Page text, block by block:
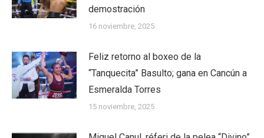
demostración
16 noviembre, 2025
Feliz retorno al boxeo de la
“Tanquecita” Basulto; gana en Cancún a
Esmeralda Torres
15 noviembre, 2025